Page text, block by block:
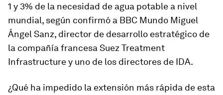
1 y 3% de la necesidad de agua potable a nivel
mundial, según confirmó a BBC Mundo Miguel
Ángel Sanz, director de desarrollo estratégico de
la compañía francesa Suez Treatment
Infrastructure y uno de los directores de IDA.
¿Qué ha impedido la extensión más rápida de esta